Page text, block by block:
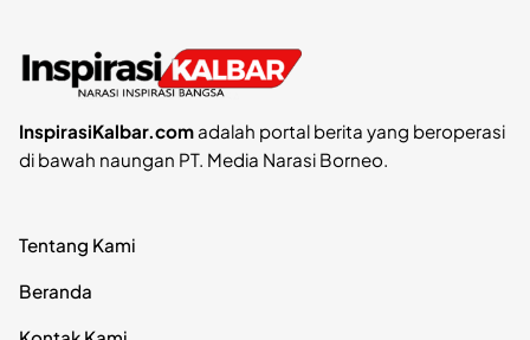
InspirasiKalbar.comadalah portal berita yang beroperasi
di bawah naungan PT. Media Narasi Borneo.
Tentang Kami
Beranda